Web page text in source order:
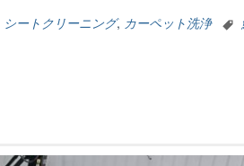
シートクリーニング, カーペット洗浄